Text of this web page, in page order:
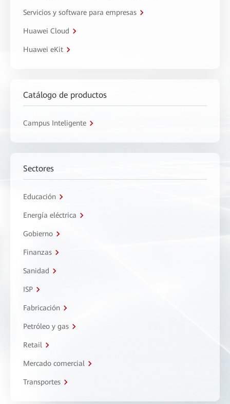
Servicios y software para empresas
Huawei Cloud
Huawei eKit
Catálogo de productos
Campus Inteligente
Sectores
Educación
Energía eléctrica
Gobierno
Finanzas
Sanidad
ISP
Fabricación
Petróleo y gas
Retail
Mercado comercial
Transportes